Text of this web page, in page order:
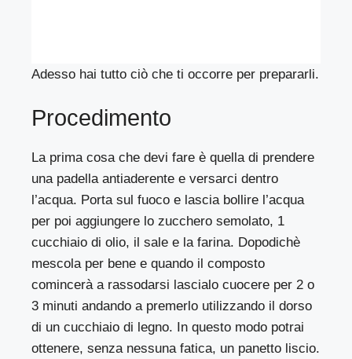
Adesso hai tutto ciò che ti occorre per prepararli.
Procedimento
La prima cosa che devi fare è quella di prendere
una padella antiaderente e versarci dentro
l’acqua. Porta sul fuoco e lascia bollire l’acqua
per poi aggiungere lo zucchero semolato, 1
cucchiaio di olio, il sale e la farina. Dopodichè
mescola per bene e quando il composto
comincerà a rassodarsi lascialo cuocere per 2 o
3 minuti andando a premerlo utilizzando il dorso
di un cucchiaio di legno. In questo modo potrai
ottenere, senza nessuna fatica, un panetto liscio.